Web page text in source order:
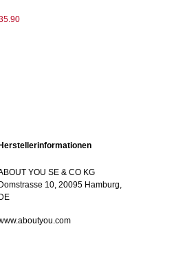
YOU SE & CO KG
10, 20095 Hamburg,